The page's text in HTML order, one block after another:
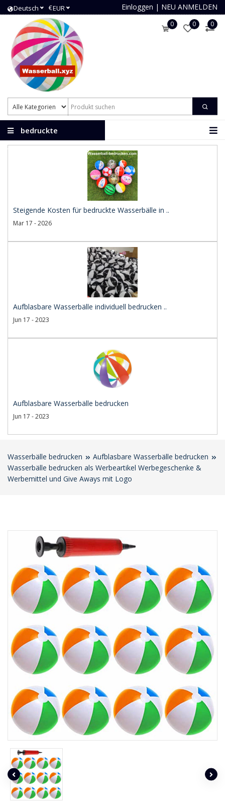
Deutsch €EUR Einloggen | NEU ANMELDEN
0 0 0
bedruckte
Wasserbälle
Steigende Kosten für bedruckte Wasserbälle in ..
Mar 17 - 2026
Aufblasbare Wasserbälle individuell bedrucken ..
Jun 17 - 2023
Aufblasbare Wasserbälle bedrucken
Jun 17 - 2023
Wasserbälle bedrucken
Aufblasbare Wasserbälle bedrucken
Wasserbälle bedrucken als Werbeartikel Werbegeschenke &
Werbemittel und Give Aways mit Logo